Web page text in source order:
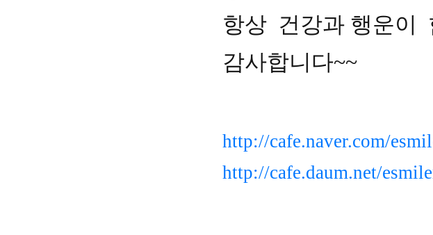
항상 건강과 행운이
감사합니다~~
http://cafe.naver.com/
http://cafe.daum.net/